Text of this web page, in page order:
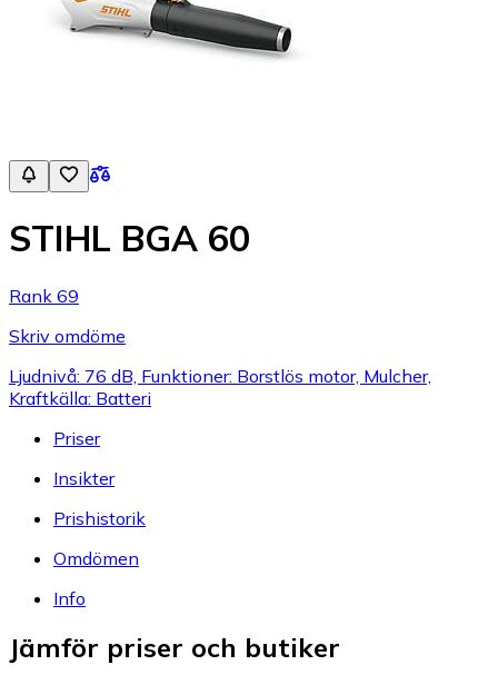
STIHL BGA 60
Rank 69
Skriv omdöme
Ljudnivå: 76 dB, Funktioner: Borstlös motor, Mulcher,
Kraftkälla: Batteri
Priser
Insikter
Prishistorik
Omdömen
Info
Jämför priser och butiker